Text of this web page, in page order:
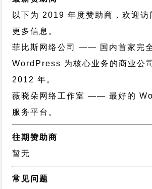
以下为 2019 年度赞助商，欢迎访
更多信息。
菲比斯网络公司
—— 国内首家完
WordPress 为核心业务的商业公
2012 年。
薇晓朵网络工作室 —— 最好的
服务平台。
往期赞助商
暂无
常见问题